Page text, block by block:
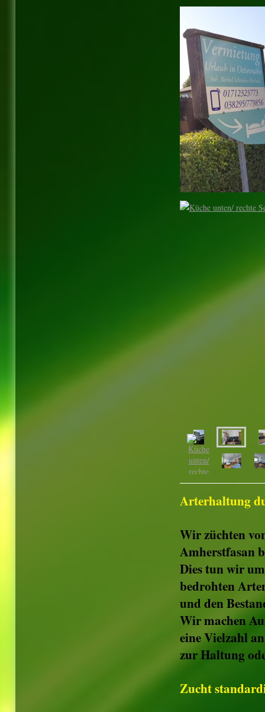
Arterhaltung
Wir züchten
Amherstfasan
Dies tun wir
bedrohten
und den
Wir machen
eine Vielzahl
zur Haltung
Zucht